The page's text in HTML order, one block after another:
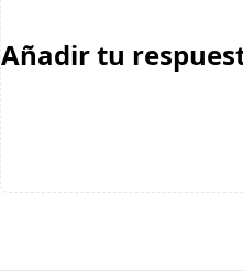
Añadir tu